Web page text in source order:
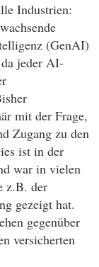
Industrien:
(GenAI)
jeder AI-
mit der Frage,
Zugang zu den
ist in der
war in vielen
z.B. der
gezeigt hat.
gegenüber
versicherten